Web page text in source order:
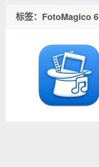
标签：FotoMagico 6